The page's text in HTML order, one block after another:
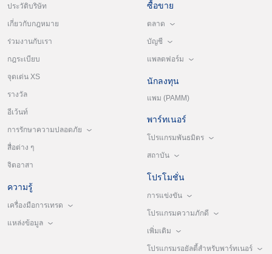
ประวัติบริษัท
เกี่ยวกับกฎหมาย
ร่วมงานกับเรา
กฎระเบียบ
จุดเด่น XS
รางวัล
อีเว้นท์
การรักษาความปลอดภัย
สื่อต่าง ๆ
จิตอาสา
ความรู้
เครื่องมือการเทรด
แหล่งข้อมูล
ซื้อขาย
ตลาด
บัญชี
แพลตฟอร์ม
นักลงทุน
แพม (PAMM)
พาร์ทเนอร์
โปรแกรมพันธมิตร
สถาบัน
โปรโมชั่น
การแข่งขัน
โปรแกรมความภักดี
เพิ่มเติม
โปรแกรมรอยัลตี้สำหรับพาร์ทเนอร์